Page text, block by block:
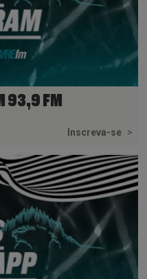
93,9 FM
Inscreva-se >